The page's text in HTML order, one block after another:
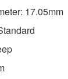
17.05mm